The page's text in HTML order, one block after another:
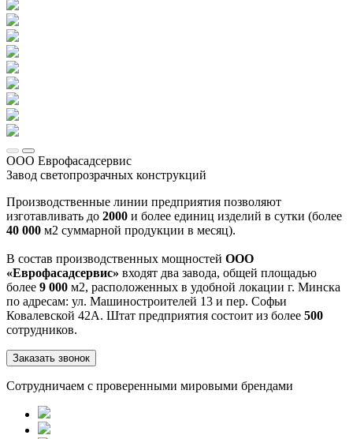
ООО Еврофасадсервис
Завод светопрозрачных конструкций
Производственные линии предприятия позволяют
изготавливать до 2000 и более единиц изделий в сутки (более
40 000 м2 суммарной продукции в месяц).
В состав производственных мощностей ООО
«Еврофасадсервис» входят два завода, общей площадью
более 9 000 м2, расположенных в удобной локации г. Минска
по адресам: ул. Машиностроителей 13 и пер. Софьи
Ковалевской 42А. Штат предприятия состоит из более 500
сотрудников.
Заказать звонок
Сотрудничаем с проверенными мировыми брендами